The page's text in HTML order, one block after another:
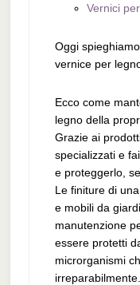
Vernici
Oggi
vernice per
Ecco come
legno della
Grazie ai
specializzati e
e proteggerlo,
Le finiture di
e mobili da
manutenzione
essere protetti
microrganismi
irreparabilmente.